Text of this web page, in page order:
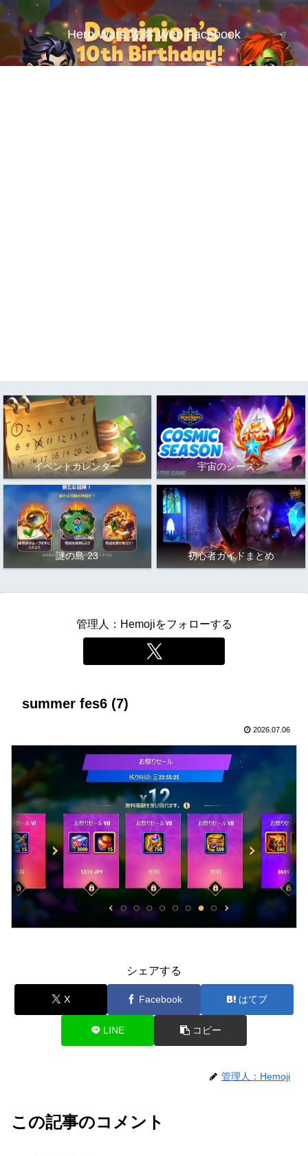
Hero Wars 攻略 Web Facebook
イベントカレンダー 宇宙のシーズン
謎の島 23 初心者ガイドまとめ
管理人：Hemojiをフォローする
summer fes6 (7)
2026.07.06
シェアする
X Facebook はてブ
LINE コピー
管理人：Hemoji
この記事のコメント